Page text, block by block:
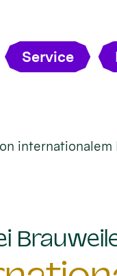
Service